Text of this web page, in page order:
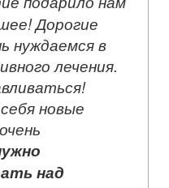
Дорогие
нуждаемся в
лечения.
новые
над